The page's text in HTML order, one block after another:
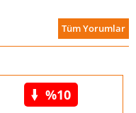
Tüm Yorumlar
%10